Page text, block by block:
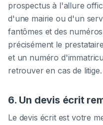
prospectus à l'allure
d'une mairie ou d'un
fantômes et des
précisément le
et un numéro
retrouver en cas de litige.
6. Un devis écrit
Le devis écrit est votre